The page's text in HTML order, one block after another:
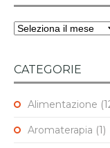
Archivi
CATEGORIE
Alimentazione
Aromaterapia (1)